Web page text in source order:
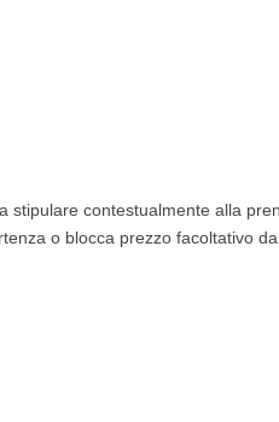
stipulare contestualmente alla
o blocca prezzo facoltativo